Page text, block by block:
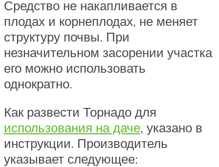
Средство не накапливается в
плодах и корнеплодах, не меняет
структуру почвы. При
незначительном засорении участка
его можно использовать
однократно.
Как развести Торнадо для
использования на даче, указано в
инструкции. Производитель
указывает следующее: